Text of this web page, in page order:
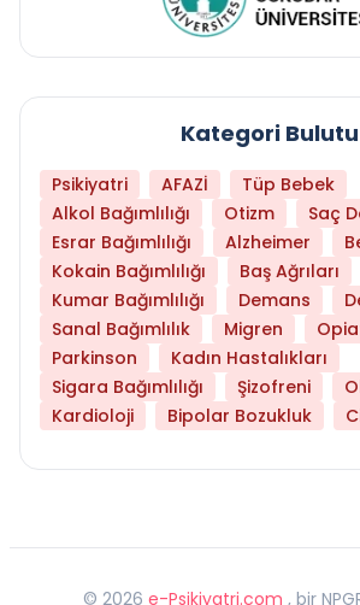
Kategori Bulutu
Psikiyatri AFAZİ
Tüp Bebek
Alkol Bağımlılığı
Otizm
Saç
Esrar Bağımlılığı
Alzheimer
Kokain Bağımlılığı
Baş Ağrıları
Kumar Bağımlılığı
Demans
Sanal Bağımlılık
Migren
Parkinson
Kadın Hastalıkları
Sigara Bağımlılığı
Şizofreni
Kardioloji
Bipolar Bozukluk
© 2026 e-Psikiyatri.com , bir